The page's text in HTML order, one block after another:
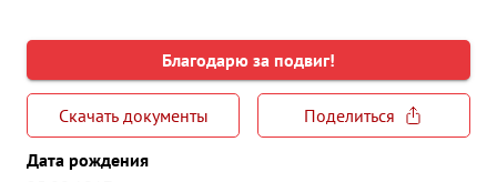
Благодарю за подвиг!
Скачать документы
Поделиться
Дата рождения